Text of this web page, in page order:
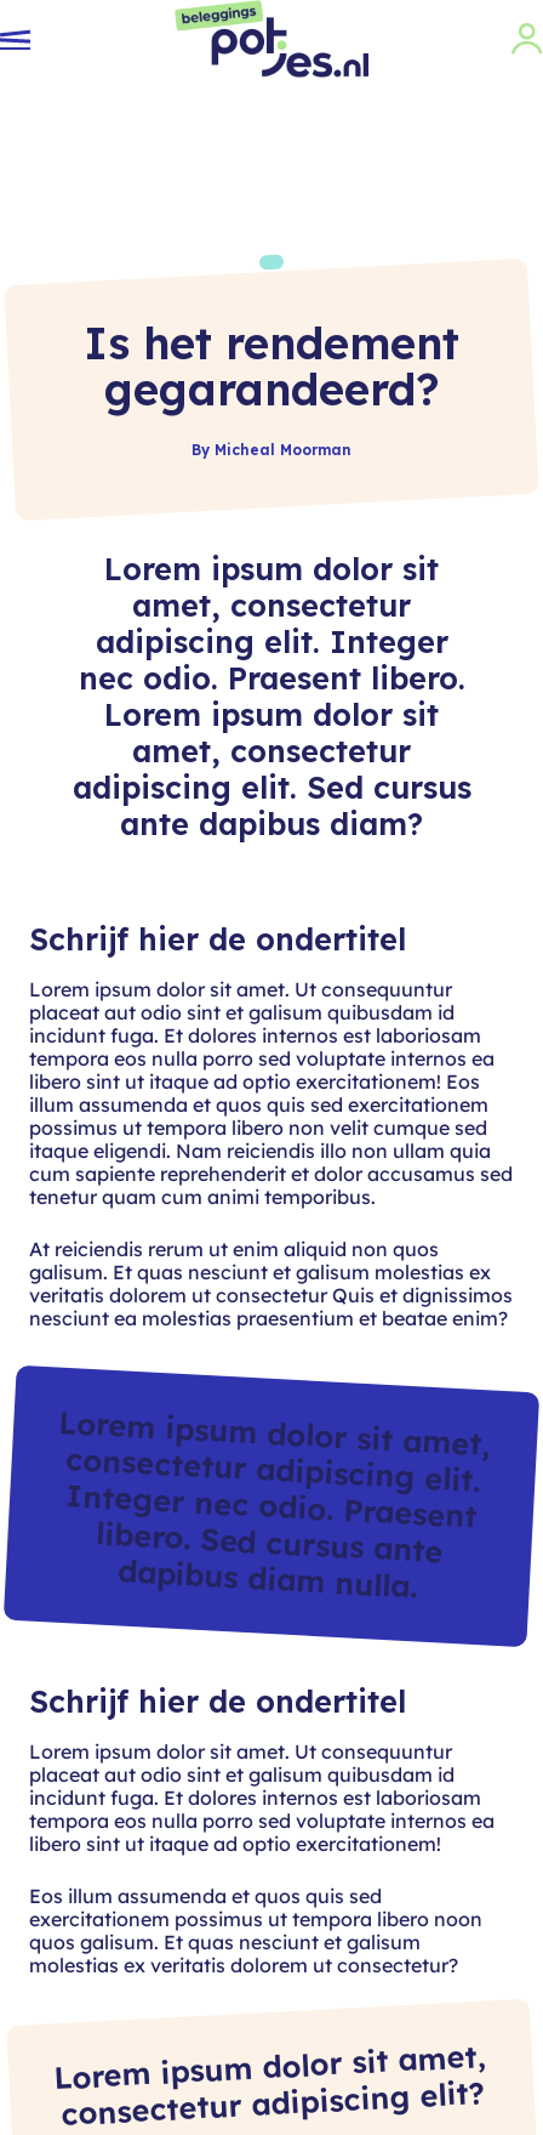
Is het rendement
gegarandeerd?
By Micheal Moorman
Lorem ipsum dolor sit
amet, consectetur
adipiscing elit. Integer
nec odio. Praesent libero.
Lorem ipsum dolor sit
amet, consectetur
adipiscing elit. Sed cursus
ante dapibus diam?
Schrijf hier de ondertitel
Lorem ipsum dolor sit amet. Ut consequuntur
placeat aut odio sint et galisum quibusdam id
incidunt fuga. Et dolores internos est laboriosam
tempora eos nulla porro sed voluptate internos ea
libero sint ut itaque ad optio exercitationem! Eos
illum assumenda et quos quis sed exercitationem
possimus ut tempora libero non velit cumque sed
itaque eligendi. Nam reiciendis illo non ullam quia
cum sapiente reprehenderit et dolor accusamus sed
tenetur quam cum animi temporibus.
At reiciendis rerum ut enim aliquid non quos
galisum. Et quas nesciunt et galisum molestias ex
veritatis dolorem ut consectetur Quis et dignissimos
nesciunt ea molestias praesentium et beatae enim?
Lorem ipsum dolor sit amet,
consectetur adipiscing elit.
Integer nec odio. Praesent
libero. Sed cursus ante
dapibus diam nulla.
Schrijf hier de ondertitel
Lorem ipsum dolor sit amet. Ut consequuntur
placeat aut odio sint et galisum quibusdam id
incidunt fuga. Et dolores internos est laboriosam
tempora eos nulla porro sed voluptate internos ea
libero sint ut itaque ad optio exercitationem!
Eos illum assumenda et quos quis sed
exercitationem possimus ut tempora libero noon
quos galisum. Et quas nesciunt et galisum
molestias ex veritatis dolorem ut consectetur?
Lorem ipsum dolor sit amet,
consectetur adipiscing elit?